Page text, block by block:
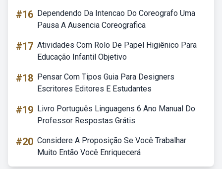
#16 Dependendo Da Intencao Do Coreografo Uma
Pausa A Ausencia Coreografica
#17 Atividades Com Rolo De Papel Higiênico Para
Educação Infantil Objetivo
#18 Pensar Com Tipos Guia Para Designers
Escritores Editores E Estudantes
#19 Livro Português Linguagens 6 Ano Manual Do
Professor Respostas Grátis
#20 Considere A Proposição Se Você Trabalhar
Muito Então Você Enriquecerá